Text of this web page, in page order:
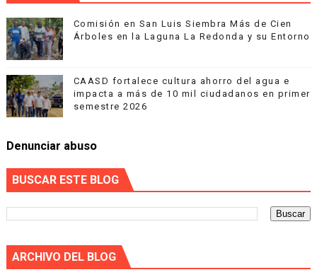
Comisión en San Luis Siembra Más de Cien
Árboles en la Laguna La Redonda y su Entorno
CAASD fortalece cultura ahorro del agua e
impacta a más de 10 mil ciudadanos en primer
semestre 2026
Denunciar abuso
BUSCAR ESTE BLOG
ARCHIVO DEL BLOG